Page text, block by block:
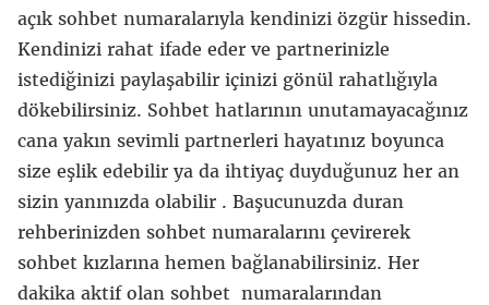
açık sohbet numaralarıyla kendinizi özgür hissedin.
Kendinizi rahat ifade eder ve partnerinizle
istediğinizi paylaşabilir içinizi gönül rahatlığıyla
dökebilirsiniz. Sohbet hatlarının unutamayacağınız
cana yakın sevimli partnerleri hayatınız boyunca
size eşlik edebilir ya da ihtiyaç duyduğunuz her an
sizin yanınızda olabilir . Başucunuzda duran
rehberinizden sohbet numaralarını çevirerek
sohbet kızlarına hemen bağlanabilirsiniz. Her
dakika aktif olan sohbet numaralarından